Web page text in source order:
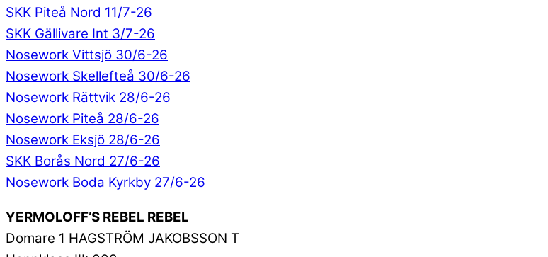
SKK Piteå Nord 11/7-26
SKK Gällivare Int 3/7-26
Nosework Vittsjö 30/6-26
Nosework Skellefteå 30/6-26
Nosework Rättvik 28/6-26
Nosework Piteå 28/6-26
Nosework Eksjö 28/6-26
SKK Borås Nord 27/6-26
Nosework Boda Kyrkby 27/6-26
YERMOLOFF’S REBEL REBEL
Domare 1 HAGSTRÖM JAKOBSSON T